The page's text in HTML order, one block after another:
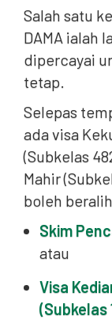
Salah satu
DAMA ialah
dipercayai
tetap.
Selepas
ada visa
(Subkelas
Mahir
boleh
Skim
atau
Visa
(Subkelas